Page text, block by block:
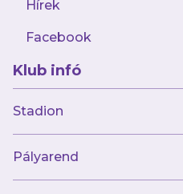
Hírek
Facebook
Klub infó
Stadion
Pályarend
AJÁNLÓ